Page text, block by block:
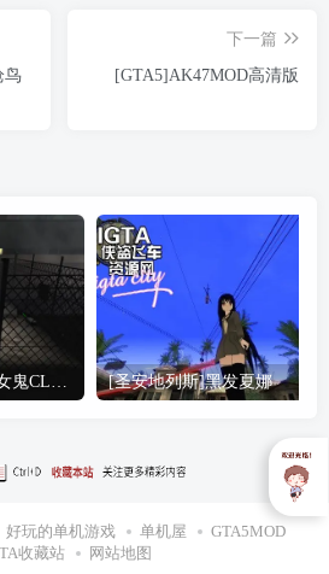
鸟
下一篇
[GTA5]AK47MOD高清版
[圣安地列斯]井盖里的女鬼CLEO [圣安地列斯]黑发夏娜
好玩的单机游戏 单机屋
GTA5MOD
收藏站
网站地图